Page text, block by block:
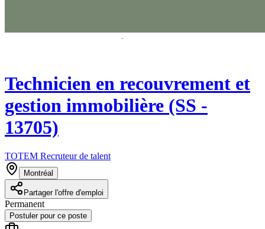
Technicien en recouvrement et
gestion immobilière (SS -
13705)
TOTEM Recruteur de talent
Montréal
Partager l'offre d'emploi
Permanent
Postuler pour ce poste